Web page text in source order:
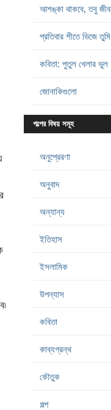
আশঙ্কা থাকবে, তবু
প্রতিবার শীতে ভিজে
কবিতা: পুতুল খেলার ভুল
জোনাকিগুলো
গল্পের বিষয় সমূহ
অনুপ্রেরণা
অনুবাদ
অন্যান্য
ইতিহাস
ইসলামিক
উপন্যাস
কবিতা
কাব্যগ্রন্থ
কৌতুক
গল্প